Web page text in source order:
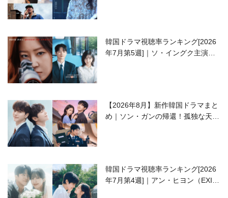
韓国ドラマ視聴率ランキング[2026
年7月第5週]｜ソ・イングク主演の
【2026年8月】新作韓国ドラマまと
め｜ソン・ガンの帰還！孤独な天才
韓国ドラマ視聴率ランキング[2026
年7月第4週]｜アン・ヒヨン（EXID